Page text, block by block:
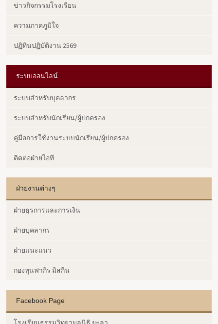
ข่าวกิจกรรมโรงเรียน
ความภาคภูมิใจ
ปฏิทินปฏิบัติงาน 2569
ระบบออนไลน์
ระบบสำหรับบุคลากร
ระบบสำหรับนักเรียน/ผู้ปกครอง
คู่มือการใช้งานระบบนักเรียน/ผู้ปกครอง
ติดต่อฝ่ายไอที
ฝ่ายงานต่างๆ
ฝ่ายธุรการและการเงิน
ฝ่ายบุคลากร
ฝ่ายแนะแนว
กองทุนฟากิร มิสกีน
Facebook Page